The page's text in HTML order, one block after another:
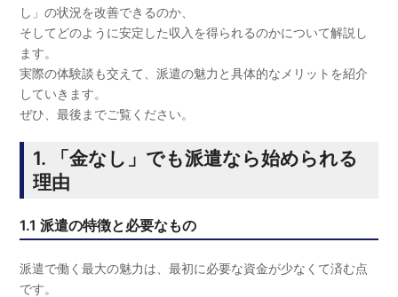
し」の状況を改善できるのか、
そしてどのように安定した収入を得られるのかについて解説し
ます。
実際の体験談も交えて、派遣の魅力と具体的なメリットを紹介
していきます。
ぜひ、最後までご覧ください。
1. 「金なし」でも派遣なら始められる
理由
1.1 派遣の特徴と必要なもの
派遣で働く最大の魅力は、最初に必要な資金が少なくて済む点
です。